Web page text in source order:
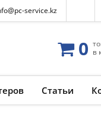
service.kz
0 в
Статьи